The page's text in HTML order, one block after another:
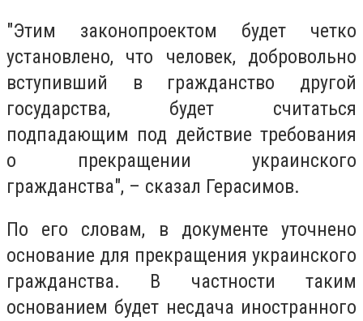
"Этим законопроектом будет четко
установлено, что человек, добровольно
вступивший в гражданство другой
государства, будет считаться
подпадающим под действие требования
о прекращении украинского
гражданства", – сказал Герасимов.
По его словам, в документе уточнено
основание для прекращения украинского
гражданства. В частности таким
основанием будет несдача иностранного